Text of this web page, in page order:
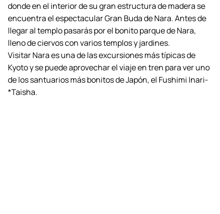
donde en el interior de su gran estructura de madera se
encuentra el espectacular Gran Buda de Nara. Antes de
llegar al templo pasarás por el bonito parque de Nara,
lleno de ciervos con varios templos y jardines.
Visitar Nara es una de las excursiones más típicas de
Kyoto y se puede aprovechar el viaje en tren para ver uno
de los santuarios más bonitos de Japón, el Fushimi Inari-
*Taisha.